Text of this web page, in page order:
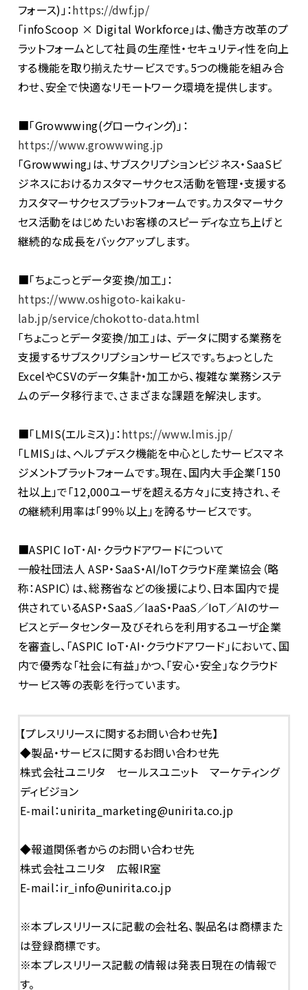
フォース)」：https://dwf.jp/
「infoScoop × Digital Workforce」は、働き方改革のプ
ラットフォームとして社員の生産性・セキュリティ性を向上
する機能を取り揃えたサービスです。5つの機能を組み合
わせ、安全で快適なリモートワーク環境を提供します。
■「Growwwing(グローウィング)」：
https://www.growwwing.jp
「Growwwing」は、サブスクリプションビジネス・SaaSビ
ジネスにおけるカスタマーサクセス活動を管理・支援する
カスタマーサクセスプラットフォームです。カスタマーサク
セス活動をはじめたいお客様のスピーディな立ち上げと
継続的な成長をバックアップします。
■「ちょこっとデータ変換/加工」：
https://www.oshigoto-kaikaku-
lab.jp/service/chokotto-data.html
「ちょこっとデータ変換/加工」は、 データに関する業務を
支援するサブスクリプションサービスです。ちょっとした
ExcelやCSVのデータ集計・加工から、複雑な業務システ
ムのデータ移行まで、さまざまな課題を解決します。
■「LMIS(エルミス)」：https://www.lmis.jp/
「LMIS」は、ヘルプデスク機能を中心としたサービスマネ
ジメントプラットフォームです。現在、国内大手企業「150
社以上」で「12,000ユーザを超える方々」に支持され、そ
の継続利用率は「99％以上」を誇るサービスです。
■ASPIC IoT･AI･クラウドアワードについて
一般社団法人 ASP・SaaS・AI/IoTクラウド産業協会（略
称：ASPIC）は、総務省などの後援により、日本国内で提
供されているASP・SaaS／IaaS・PaaS／IoT／AIのサー
ビスとデータセンター及びそれらを利用するユーザ企業
を審査し、「ASPIC IoT･AI･クラウドアワード」において、国
内で優秀な「社会に有益」かつ、「安心・安全」なクラウド
サービス等の表彰を行っています。
【プレスリリースに関するお問い合わせ先】
◆製品・サービスに関するお問い合わせ先
株式会社ユニリタ セールスユニット マーケティング
ディビジョン
E-mail：unirita_marketing@unirita.co.jp
◆報道関係者からのお問い合わせ先
株式会社ユニリタ 広報IR室
E-mail：ir_info@unirita.co.jp
※本プレスリリースに記載の会社名、製品名は商標また
は登録商標です。
※本プレスリリース記載の情報は発表日現在の情報で
す。